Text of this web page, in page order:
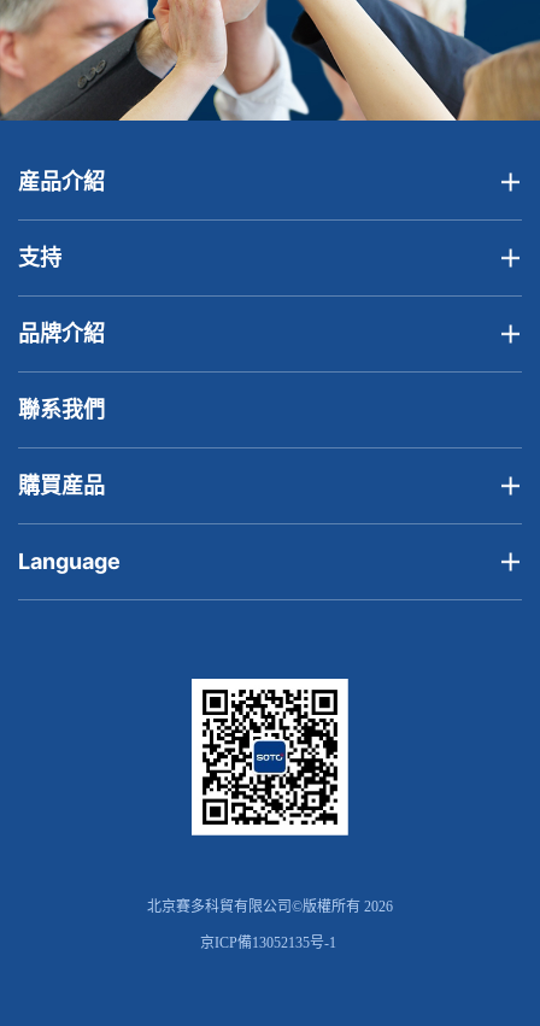
産品介紹
支持
品牌介紹
聯系我們
購買産品
Language
北京賽多科貿有限公司©版權所有 2026
京ICP備13052135号-1